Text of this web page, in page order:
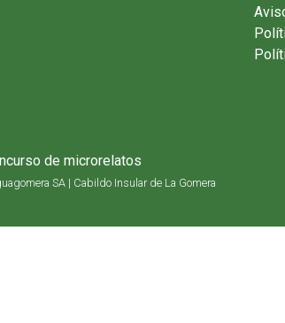
de microrelatos
SA | Cabildo Insular de La Gomera